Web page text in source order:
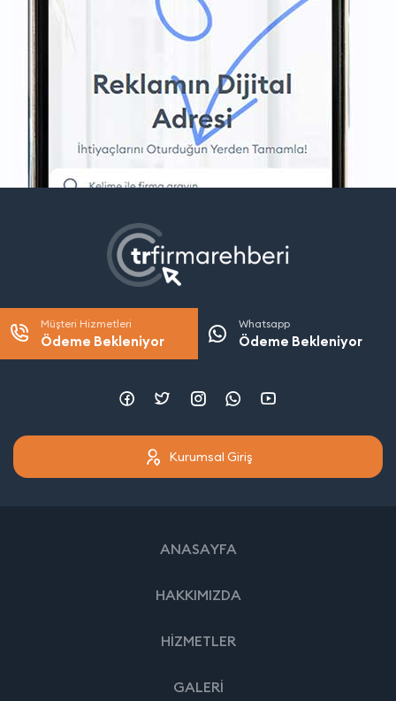
Müşteri Hizmetleri
Ödeme Bekleniyor
Whatsapp
Ödeme Bekleniyor
Kurumsal Giriş
ANASAYFA
HAKKIMIZDA
HİZMETLER
GALERİ